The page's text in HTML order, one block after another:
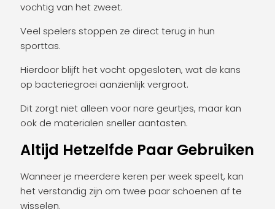
vochtig van het zweet.
Veel spelers stoppen ze direct terug in hun
sporttas.
Hierdoor blijft het vocht opgesloten, wat de kans
op bacteriegroei aanzienlijk vergroot.
Dit zorgt niet alleen voor nare geurtjes, maar kan
ook de materialen sneller aantasten.
Altijd Hetzelfde Paar Gebruiken
Wanneer je meerdere keren per week speelt, kan
het verstandig zijn om twee paar schoenen af te
wisselen.